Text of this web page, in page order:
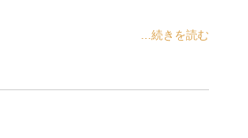
...続きを読む